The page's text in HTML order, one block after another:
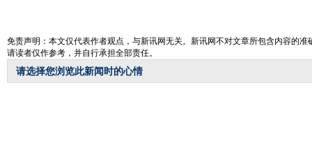
免责声明：本文仅代表作者观点，与新讯网无关。新讯网不对文章所包含内容的
请读者仅作参考，并自行承担全部责任。
请选择您浏览此新闻时的心情